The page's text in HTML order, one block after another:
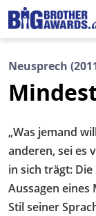
Direkt
zum
Inhalt
Neusprech
„Was jemand
anderen, sei es
in sich trägt: Die
Aussagen eines
Stil seiner